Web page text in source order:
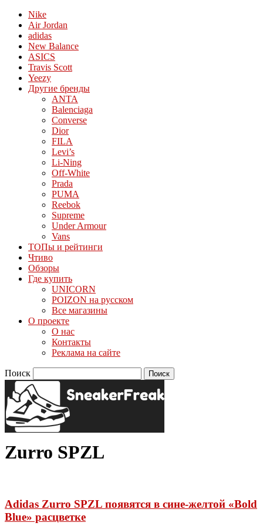
Nike
Air Jordan
adidas
New Balance
ASICS
Travis Scott
Yeezy
Другие бренды
ANTA
Balenciaga
Converse
Dior
FILA
Levi’s
Li-Ning
Off-White
Prada
PUMA
Reebok
Supreme
Under Armour
Vans
ТОПы и рейтинги
Чтиво
Обзоры
Где купить
UNICORN
POIZON на русском
Все магазины
О проекте
О нас
Контакты
Реклама на сайте
Поиск
Zurro SPZL
Adidas Zurro SPZL появятся в сине-желтой «Bold
Blue» расцветке